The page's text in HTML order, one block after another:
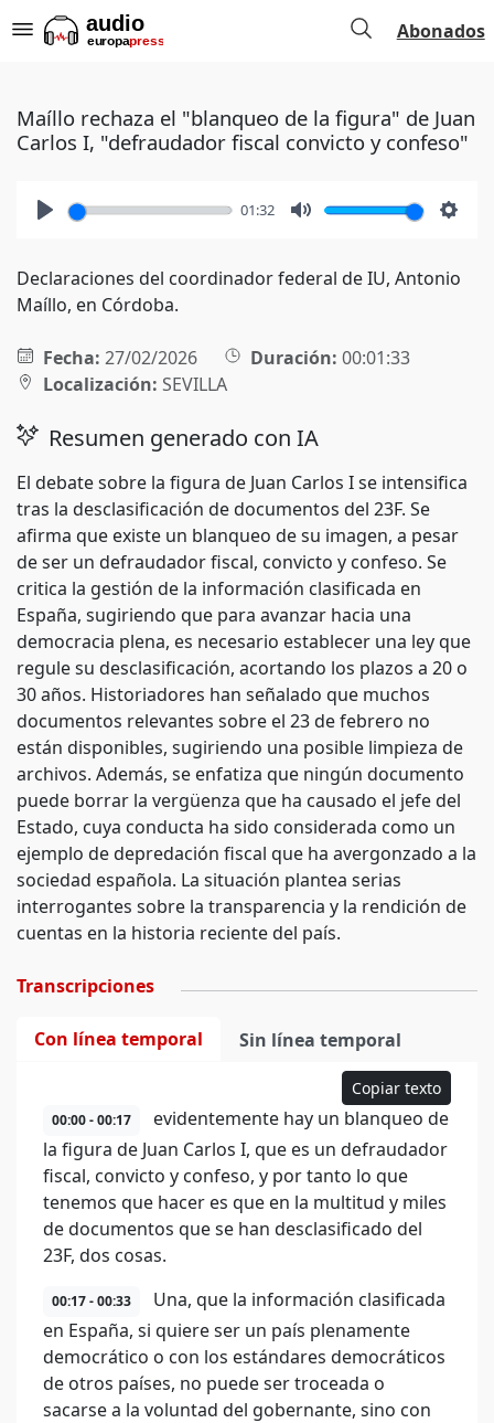
Abonados
Maíllo rechaza el "blanqueo de la figura" de Juan
Carlos I, "defraudador fiscal convicto y confeso"
01:32
Declaraciones del coordinador federal de IU, Antonio
Maíllo, en Córdoba.
Fecha: 27/02/2026 Duración: 00:01:33
Localización: SEVILLA
Resumen generado con IA
El debate sobre la figura de Juan Carlos I se intensifica
tras la desclasificación de documentos del 23F. Se
afirma que existe un blanqueo de su imagen, a pesar
de ser un defraudador fiscal, convicto y confeso. Se
critica la gestión de la información clasificada en
España, sugiriendo que para avanzar hacia una
democracia plena, es necesario establecer una ley que
regule su desclasificación, acortando los plazos a 20 o
30 años. Historiadores han señalado que muchos
documentos relevantes sobre el 23 de febrero no
están disponibles, sugiriendo una posible limpieza de
archivos. Además, se enfatiza que ningún documento
puede borrar la vergüenza que ha causado el jefe del
Estado, cuya conducta ha sido considerada como un
ejemplo de depredación fiscal que ha avergonzado a la
sociedad española. La situación plantea serias
interrogantes sobre la transparencia y la rendición de
cuentas en la historia reciente del país.
Transcripciones
Con línea temporal Sin línea temporal
Copiar texto
00:00 - 00:17
evidentemente hay un blanqueo de
la figura de Juan Carlos I, que es un defraudador
fiscal, convicto y confeso, y por tanto lo que
tenemos que hacer es que en la multitud y miles
de documentos que se han desclasificado del
23F, dos cosas.
00:17 - 00:33
Una, que la información clasificada
en España, si quiere ser un país plenamente
democrático o con los estándares democráticos
de otros países, no puede ser troceada o
sacarse a la voluntad del gobernante, sino con